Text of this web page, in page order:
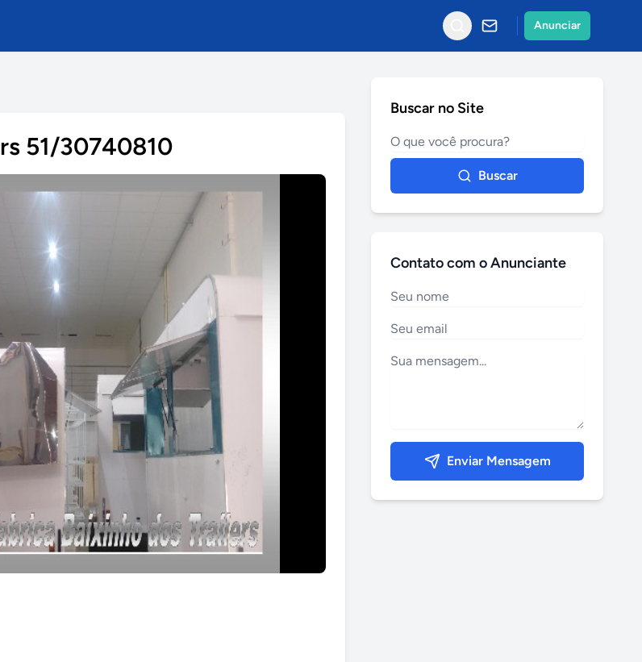
Anunciar
51/30740810
Buscar no Site
Buscar
Contato com o Anunciante
Enviar Mensagem